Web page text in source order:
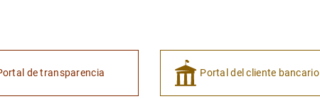
de transparencia Portal del cliente bancario